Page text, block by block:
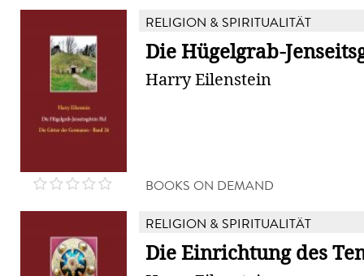
RELIGION & SPIRITUALITÄT
Die Hügelgrab-
Harry Eilenstein
BOOKS ON DEMAND
RELIGION & SPIRITUALITÄT
Die Einrichtung des